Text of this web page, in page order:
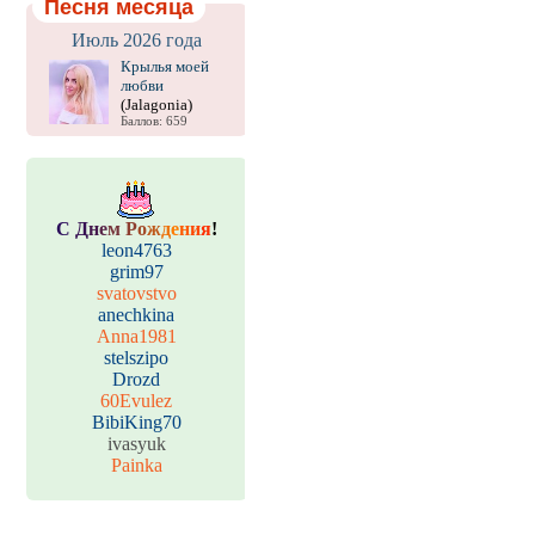
Песня месяца
Июль 2026 года
Крылья моей
любви
(Jalagonia)
Баллов: 659
С Днем Рождения!
leon4763
grim97
svatovstvo
anechkina
Anna1981
stelszipo
Drozd
60Evulez
BibiKing70
ivasyuk
Painka